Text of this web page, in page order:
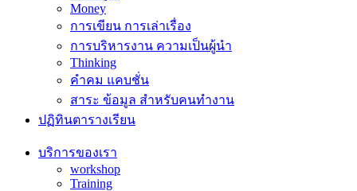
Money
การเขียน การเล่าเรื่อง
การบริหารงาน ความเป็นผู้นำ
Thinking
คำคม แคบชั่น
สาระ ข้อมูล สำหรับคนทำงาน
ปฏิทินตารางเรียน
บริการของเรา
workshop
Training